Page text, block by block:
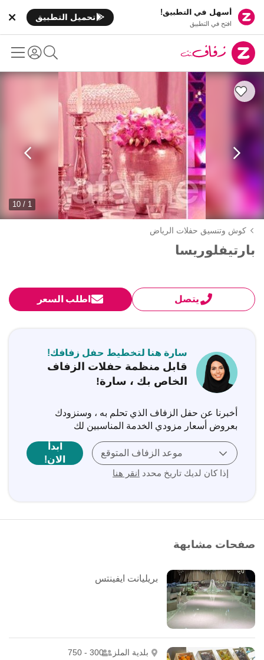
أسهل في التطبيق!
افتح في التطبيق
تحميل التطبيق
1 / 10
كوش وتنسيق حفلات الرياض
بارتيفلوريسا
يتصل اطلب السعر
سارة هنا لتخطيط حفل زفافك!
قابل منظمة حفلات الزفاف
الخاص بك ، سارة!
أخبرنا عن حفل الزفاف الذي تحلم به ، وسنزودك
بعروض أسعار مزودي الخدمة المناسبين لك
موعد الزفاف المتوقع
إذا كان لديك تاريخ محدد انقر هنا
ابدأ
الان!
صفحات مشابهة
بريليانت ايفينتس
بلدية الملز 300 - 750